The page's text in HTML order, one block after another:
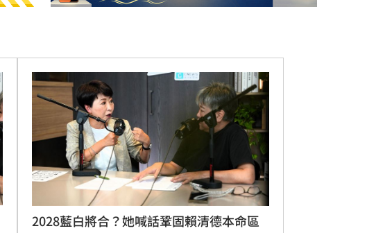
2028藍白將合？她喊話鞏固賴清德本命區